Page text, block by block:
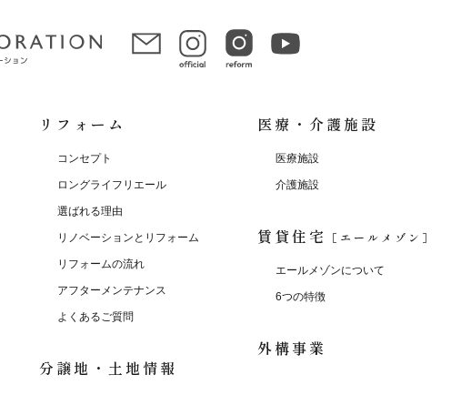
リフォーム
コンセプト
ロングライフリエール
選ばれる理由
リノベーションとリフォーム
リフォームの流れ
アフターメンテナンス
よくあるご質問
分譲地・土地情報
医療・介護施設
医療施設
介護施設
賃貸住宅 ［エールメゾン］
エールメゾンについて
6つの特徴
外構事業